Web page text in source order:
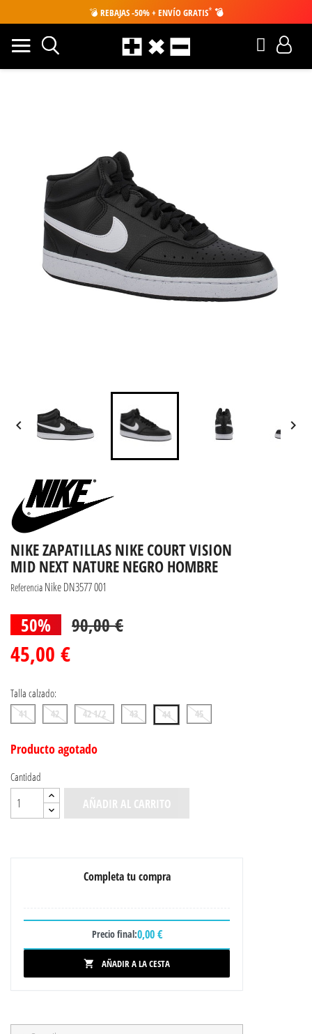
💣 REBAJAS -50% + ENVÍO GRATIS* 💣
 
NIKE ZAPATILLAS NIKE COURT VISION
MID NEXT NATURE NEGRO HOMBRE
Referencia Nike DN3577 001
50% 90,00 €
45,00 €
Talla calzado:
41 42 42 1/2 43 44 45
Producto agotado
Cantidad
AÑADIR AL CARRITO
Completa tu compra
Precio final:0,00 €
 AÑADIR A LA CESTA